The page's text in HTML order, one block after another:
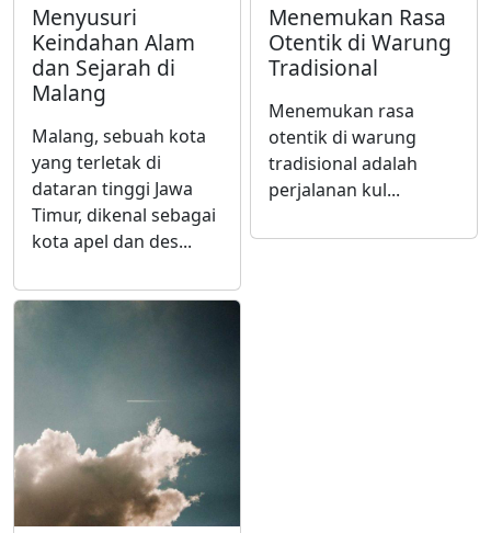
Menyusuri
Keindahan Alam
dan Sejarah di
Malang
Malang, sebuah kota
yang terletak di
dataran tinggi Jawa
Timur, dikenal sebagai
kota apel dan des...
Menemukan Rasa
Otentik di Warung
Tradisional
Menemukan rasa
otentik di warung
tradisional adalah
perjalanan kul...